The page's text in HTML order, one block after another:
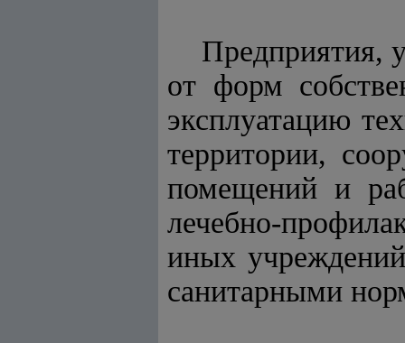
Предприятия,
от форм
эксплуатацию
территории,
помещений и
лечебно-
иных
санитарными